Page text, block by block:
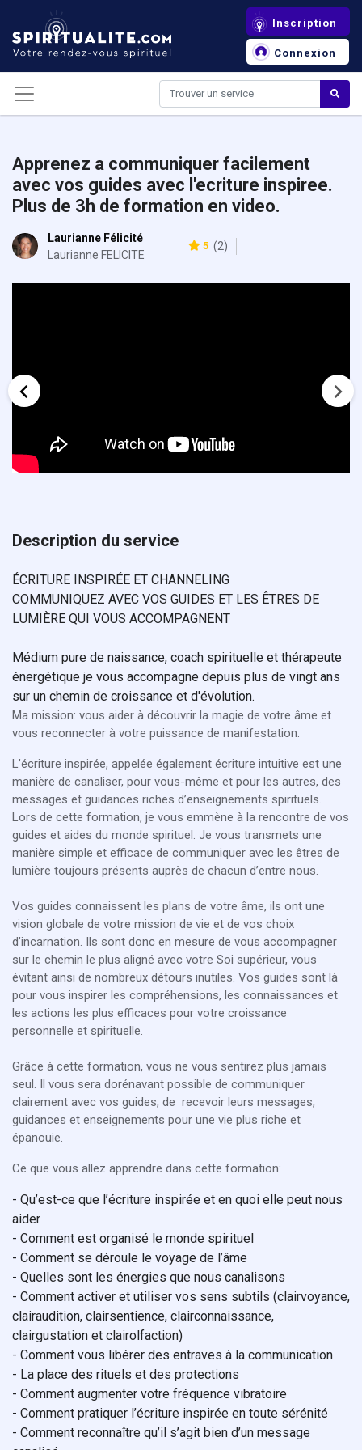
Inscription
Connexion
Apprenez a communiquer facilement
avec vos guides avec l'ecriture inspiree.
Plus de 3h de formation en video.
Laurianne Félicité
Laurianne FELICITE
5 (2)
Description du service
ÉCRITURE INSPIRÉE ET CHANNELING
COMMUNIQUEZ AVEC VOS GUIDES ET LES ÊTRES DE
LUMIÈRE QUI VOUS ACCOMPAGNENT
Médium pure de naissance, coach spirituelle et thérapeute
énergétique je vous accompagne depuis plus de vingt ans
sur un chemin de croissance et d'évolution.
Ma mission: vous aider à découvrir la magie de votre âme et
vous reconnecter à votre puissance de manifestation.
L’écriture inspirée, appelée également écriture intuitive est une
manière de canaliser, pour vous-même et pour les autres, des
messages et guidances riches d’enseignements spirituels.
Lors de cette formation, je vous emmène à la rencontre de vos
guides et aides du monde spirituel. Je vous transmets une
manière simple et efficace de communiquer avec les êtres de
lumière toujours présents auprès de chacun d’entre nous.
Vos guides connaissent les plans de votre âme, ils ont une
vision globale de votre mission de vie et de vos choix
d’incarnation. Ils sont donc en mesure de vous accompagner
sur le chemin le plus aligné avec votre Soi supérieur, vous
évitant ainsi de nombreux détours inutiles. Vos guides sont là
pour vous inspirer les compréhensions, les connaissances et
les actions les plus efficaces pour votre croissance
personnelle et spirituelle.
Grâce à cette formation, vous ne vous sentirez plus jamais
seul. Il vous sera dorénavant possible de communiquer
clairement avec vos guides, de recevoir leurs messages,
guidances et enseignements pour une vie plus riche et
épanouie.
Ce que vous allez apprendre dans cette formation:
- Qu’est-ce que l’écriture inspirée et en quoi elle peut nous
aider
- Comment est organisé le monde spirituel
- Comment se déroule le voyage de l’âme
- Quelles sont les énergies que nous canalisons
- Comment activer et utiliser vos sens subtils (clairvoyance,
clairaudition, clairsentience, clairconnaissance,
clairgustation et clairolfaction)
- Comment vous libérer des entraves à la communication
- La place des rituels et des protections
- Comment augmenter votre fréquence vibratoire
- Comment pratiquer l’écriture inspirée en toute sérénité
- Comment reconnaître qu’il s’agit bien d’un message